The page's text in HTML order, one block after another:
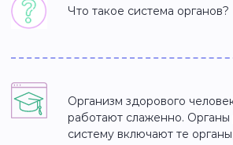
Что такое система органов?
Организм здорового
работают слаженно.
систему включают те